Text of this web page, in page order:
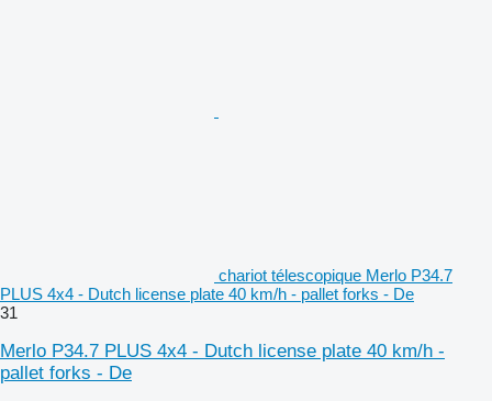
chariot télescopique Merlo P34.7
PLUS 4x4 - Dutch license plate 40 km/h - pallet forks - De
31
Merlo P34.7 PLUS 4x4 - Dutch license plate 40 km/h -
pallet forks - De